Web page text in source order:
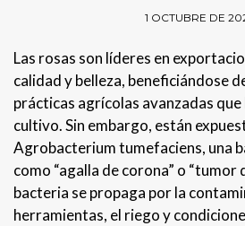
1 OCTUBRE DE
Las rosas son líderes en
calidad y belleza, beneficiándose
prácticas agrícolas avanzadas que
cultivo. Sin embargo, están
Agrobacterium tumefaciens, una
como “agalla de corona” o “tumor
bacteria se propaga por la
herramientas, el riego y